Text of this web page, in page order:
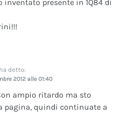
inventato presente in 1Q84 di
ha detto:
2012 alle 01:40
ampio ritardo ma sto
pagina, quindi continuate a